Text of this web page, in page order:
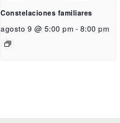
Constelaciones familiares
agosto 9 @ 5:00 pm - 8:00 pm